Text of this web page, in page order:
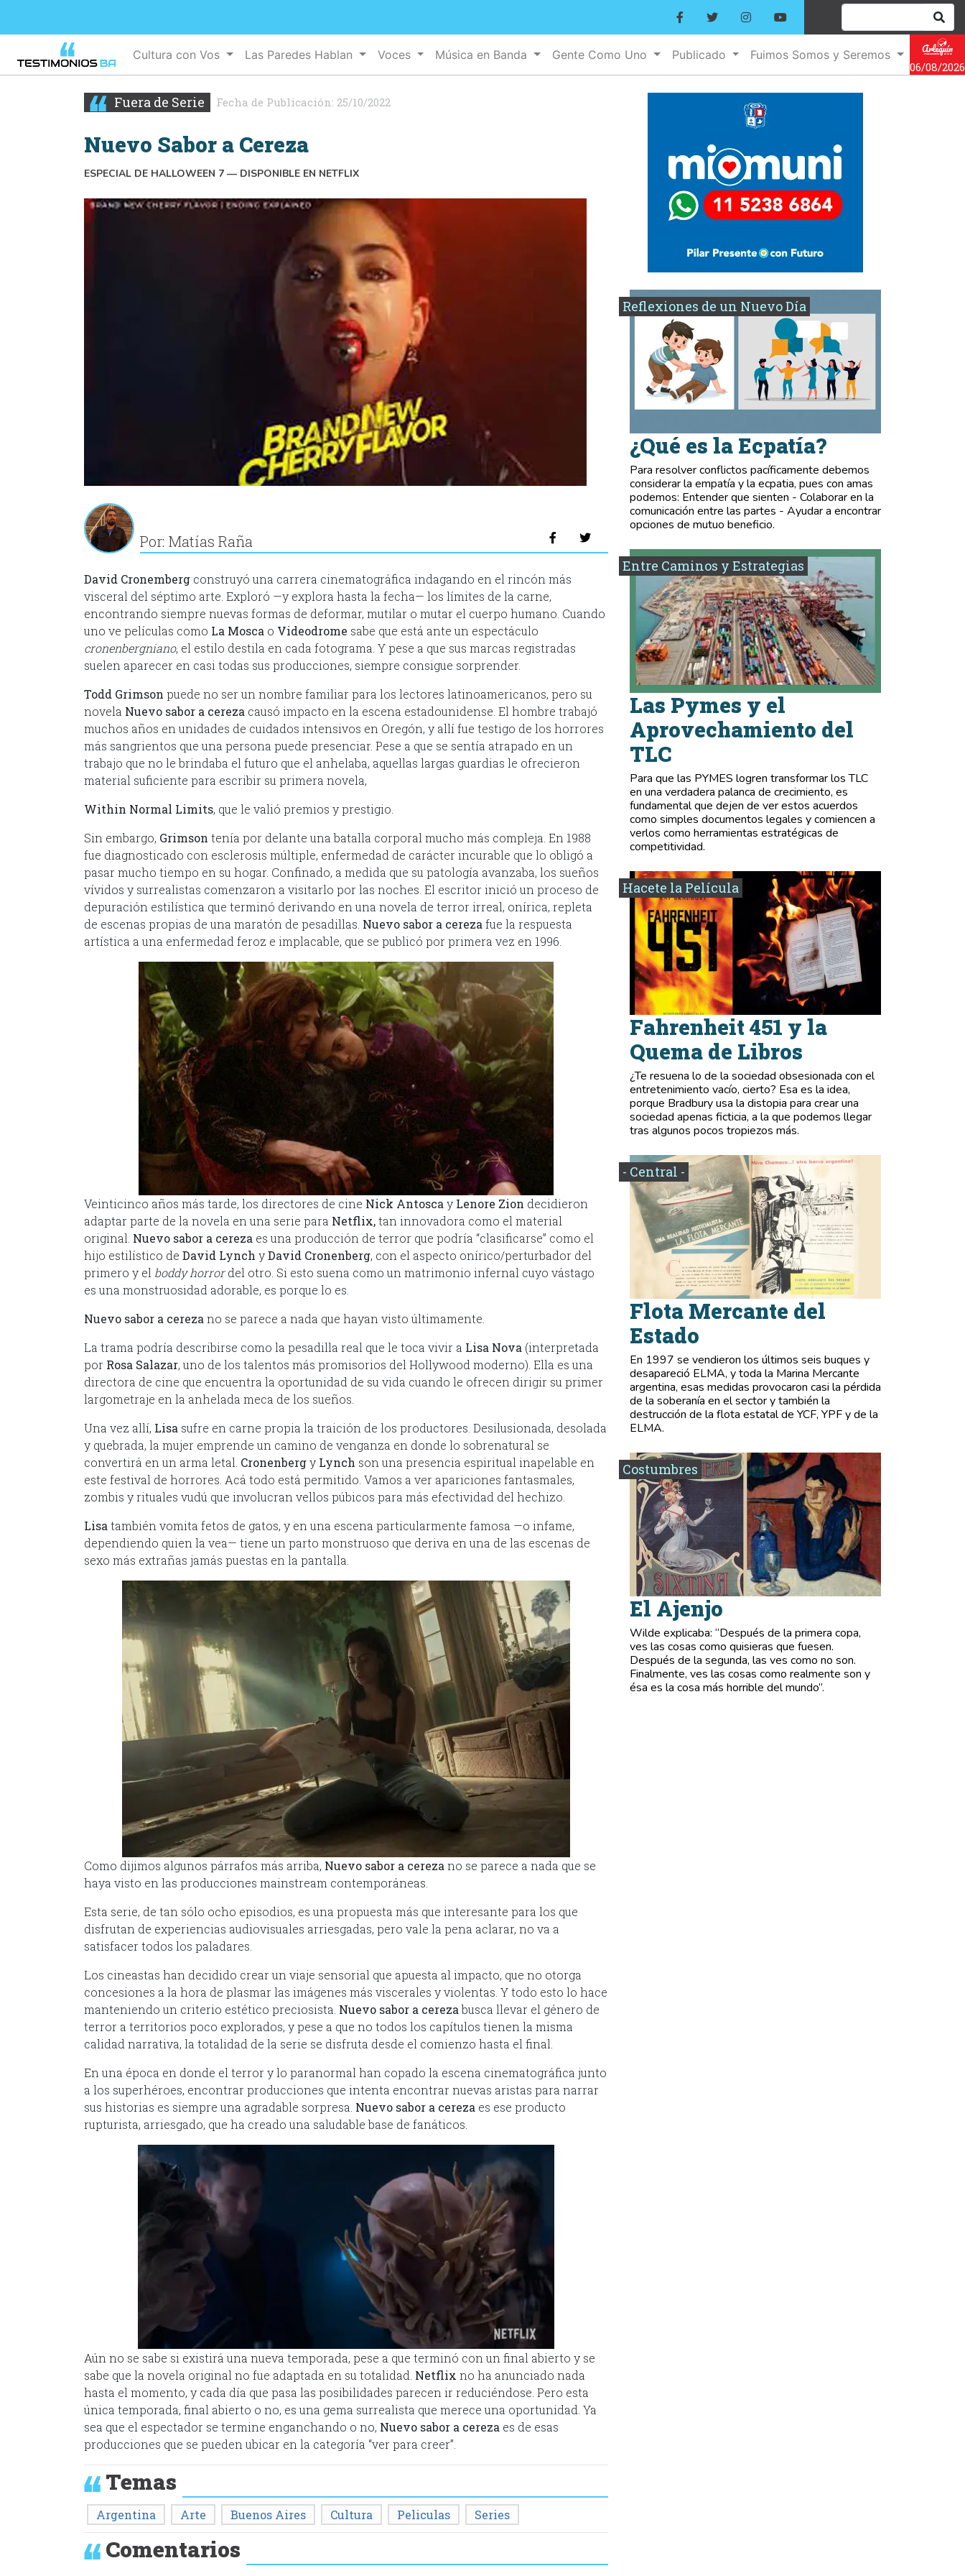
Cultura con Vos Las Paredes Hablan Voces Música en Banda Gente Como Uno Publicado
Fuimos Somos y Seremos
06/08/2026
Fuera de Serie Fecha de Publicación: 25/10/2022
Nuevo Sabor a Cereza
ESPECIAL DE HALLOWEEN 7 — DISPONIBLE EN NETFLIX
Por: Matías Raña
David Cronemberg construyó una carrera cinematográfica indagando en el rincón más
visceral del séptimo arte. Exploró —y explora hasta la fecha— los límites de la carne,
encontrando siempre nuevas formas de deformar, mutilar o mutar el cuerpo humano. Cuando
uno ve películas como La Mosca o Videodrome sabe que está ante un espectáculo
cronenbergniano, el estilo destila en cada fotograma. Y pese a que sus marcas registradas
suelen aparecer en casi todas sus producciones, siempre consigue sorprender.
Todd Grimson puede no ser un nombre familiar para los lectores latinoamericanos, pero su
novela Nuevo sabor a cereza causó impacto en la escena estadounidense. El hombre trabajó
muchos años en unidades de cuidados intensivos en Oregón, y allí fue testigo de los horrores
más sangrientos que una persona puede presenciar. Pese a que se sentía atrapado en un
trabajo que no le brindaba el futuro que el anhelaba, aquellas largas guardias le ofrecieron
material suficiente para escribir su primera novela,
Within Normal Limits, que le valió premios y prestigio.
Sin embargo, Grimson tenía por delante una batalla corporal mucho más compleja. En 1988
fue diagnosticado con esclerosis múltiple, enfermedad de carácter incurable que lo obligó a
pasar mucho tiempo en su hogar. Confinado, a medida que su patología avanzaba, los sueños
vívidos y surrealistas comenzaron a visitarlo por las noches. El escritor inició un proceso de
depuración estilística que terminó derivando en una novela de terror irreal, onírica, repleta
de escenas propias de una maratón de pesadillas. Nuevo sabor a cereza fue la respuesta
artística a una enfermedad feroz e implacable, que se publicó por primera vez en 1996.
Veinticinco años más tarde, los directores de cine Nick Antosca y Lenore Zion decidieron
adaptar parte de la novela en una serie para Netflix,tan innovadora como el material
original. Nuevo sabor a cereza es una producción de terror que podría “clasificarse” como el
hijo estilístico de David Lynch yDavid Cronenberg, con el aspecto onírico/perturbador del
primero y el boddy horrordel otro. Si esto suena como un matrimonio infernal cuyo vástago
es una monstruosidad adorable, es porque lo es.
Nuevo sabor a cereza no se parece a nada que hayan visto últimamente.
La trama podría describirse como la pesadilla real que le toca vivir a Lisa Nova (interpretada
por Rosa Salazar, uno de los talentos más promisorios del Hollywood moderno). Ella es una
directora de cine que encuentra la oportunidad de su vida cuando le ofrecen dirigir su primer
largometraje en la anhelada meca de los sueños.
Una vez allí, Lisa sufre en carne propia la traición de los productores. Desilusionada, desolada
y quebrada, la mujer emprende un camino de venganza en donde lo sobrenatural se
convertirá en un arma letal. Cronenbergy Lynch son una presencia espiritual inapelable en
este festival de horrores. Acá todo está permitido. Vamos a ver apariciones fantasmales,
zombis y rituales vudú que involucran vellos púbicos para más efectividad del hechizo.
Lisa también vomita fetos de gatos, y en una escena particularmente famosa —o infame,
dependiendo quien la vea— tiene un parto monstruoso que deriva en una de las escenas de
sexo más extrañas jamás puestas en la pantalla.
Como dijimos algunos párrafos más arriba, Nuevo sabor a cereza no se parece a nada que se
haya visto en las producciones mainstream contemporáneas.
Esta serie, de tan sólo ocho episodios, es una propuesta más que interesante para los que
disfrutan de experiencias audiovisuales arriesgadas, pero vale la pena aclarar, no va a
satisfacer todos los paladares.
Los cineastas han decidido crear un viaje sensorial que apuesta al impacto, que no otorga
concesiones a la hora de plasmar las imágenes más viscerales y violentas. Y todo esto lo hace
manteniendo un criterio estético preciosista. Nuevo sabor a cerezabusca llevar el género de
terror a territorios poco explorados, y pese a que no todos los capítulos tienen la misma
calidad narrativa, la totalidad de la serie se disfruta desde el comienzo hasta el final.
En una época en donde el terror y lo paranormal han copado la escena cinematográfica junto
a los superhéroes, encontrar producciones que intenta encontrar nuevas aristas para narrar
sus historias es siempre una agradable sorpresa. Nuevo sabor a cereza es ese producto
rupturista, arriesgado, que ha creado una saludable base de fanáticos.
Aún no se sabe si existirá una nueva temporada, pese a que terminó con un final abierto y se
sabe que la novela original no fue adaptada en su totalidad. Netflix no ha anunciado nada
hasta el momento, y cada día que pasa las posibilidades parecen ir reduciéndose. Pero esta
única temporada, final abierto o no, es una gema surrealista que merece una oportunidad. Ya
sea que el espectador se termine enganchando o no, Nuevo sabor a cereza es de esas
producciones que se pueden ubicar en la categoría “ver para creer”.
Temas
Argentina Arte Buenos Aires Cultura Peliculas Series
Comentarios
Reflexiones de un Nuevo Día
¿Qué es la Ecpatía?
Para resolver conflictos pacíficamente debemos
considerar la empatía y la ecpatia, pues con amas
podemos: Entender que sienten - Colaborar en la
comunicación entre las partes - Ayudar a encontrar
opciones de mutuo beneficio.
Entre Caminos y Estrategias
Las Pymes y el
Aprovechamiento del
TLC
Para que las PYMES logren transformar los TLC
en una verdadera palanca de crecimiento, es
fundamental que dejen de ver estos acuerdos
como simples documentos legales y comiencen a
verlos como herramientas estratégicas de
competitividad.
Hacete la Película
Fahrenheit 451 y la
Quema de Libros
¿Te resuena lo de la sociedad obsesionada con el
entretenimiento vacío, cierto? Esa es la idea,
porque Bradbury usa la distopia para crear una
sociedad apenas ficticia, a la que podemos llegar
tras algunos pocos tropiezos más.
- Central -
Flota Mercante del
Estado
En 1997 se vendieron los últimos seis buques y
desapareció ELMA, y toda la Marina Mercante
argentina, esas medidas provocaron casi la pérdida
de la soberanía en el sector y también la
destrucción de la flota estatal de YCF, YPF y de la
ELMA.
Costumbres
El Ajenjo
Wilde explicaba: “Después de la primera copa,
ves las cosas como quisieras que fuesen.
Después de la segunda, las ves como no son.
Finalmente, ves las cosas como realmente son y
ésa es la cosa más horrible del mundo”.